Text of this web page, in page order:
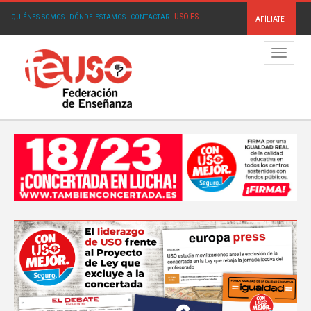
QUIÉNES SOMOS· DÓNDE ESTAMOS· CONTACTAR· USO.ES AFÍLIATE
Menú